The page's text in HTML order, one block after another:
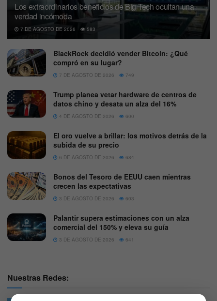
Los extraordinarios beneficios de Big Tech ocultan una
verdad incómoda
7 DE AGOSTO DE 2026 583
BlackRock decidió vender Bitcoin: ¿Qué
compró en su lugar?
7 DE AGOSTO DE 2026 749
Trump planea vetar hardware de centros de
datos chino y desata un alza del 16%
4 DE AGOSTO DE 2026 600
El oro vuelve a brillar: los motivos detrás de la
subida de su precio
6 DE AGOSTO DE 2026 684
Bonos del Tesoro de EEUU caen mientras
crecen las expectativas
3 DE AGOSTO DE 2026 603
Palantir supera estimaciones con un alza
comercial del 150% y eleva su guía
3 DE AGOSTO DE 2026 641
Nuestras Redes: